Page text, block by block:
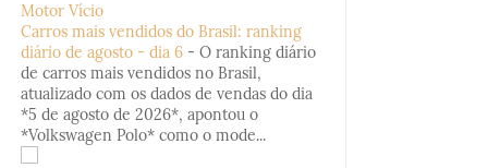
Motor Vício
Carros mais vendidos do Brasil: ranking
diário de agosto - dia 6 - O ranking diário
de carros mais vendidos no Brasil,
atualizado com os dados de vendas do dia
*5 de agosto de 2026*, apontou o
*Volkswagen Polo* como o mode...